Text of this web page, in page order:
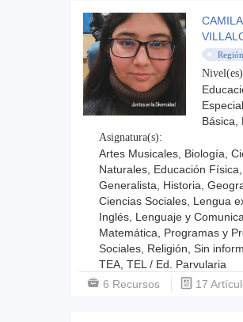
Básica,
Asignatura(s):
Artes Musicales, Biología,
Naturales, Educación Física,
Generalista, Historia,
Ciencias Sociales, Lengua
Inglés, Lenguaje y
Matemática, Programas y
Sociales, Religión, Sin
TEA, TEL / Ed. Parvularia
6 Recursos
17